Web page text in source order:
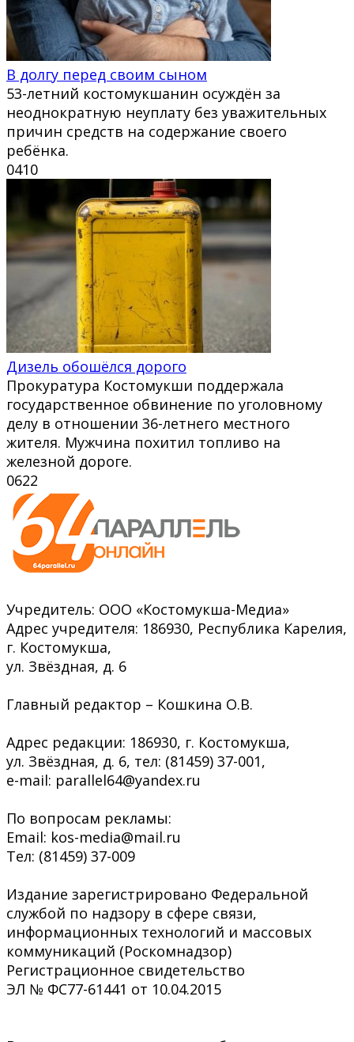
В долгу перед своим сыном
53-летний костомукшанин осуждён за
неоднократную неуплату без уважительных
причин средств на содержание своего
ребёнка.
0410
Дизель обошёлся дорого
Прокуратура Костомукши поддержала
государственное обвинение по уголовному
делу в отношении 36-летнего местного
жителя. Мужчина похитил топливо на
железной дороге.
0622
Учредитель: ООО «Костомукша-Медиа»
Адрес учредителя: 186930, Республика Карелия,
г. Костомукша,
ул. Звёздная, д. 6
Главный редактор – Кошкина О.В.
Адрес редакции: 186930, г. Костомукша,
ул. Звёздная, д. 6, тел: (81459) 37-001,
e-mail: parallel64@yandex.ru
По вопросам рекламы:
Email: kos-media@mail.ru
Тел: (81459) 37-009
Издание зарегистрировано Федеральной
службой по надзору в сфере связи,
информационных технологий и массовых
коммуникаций (Роскомнадзор)
Регистрационное свидетельство
ЭЛ № ФС77-61441 от 10.04.2015